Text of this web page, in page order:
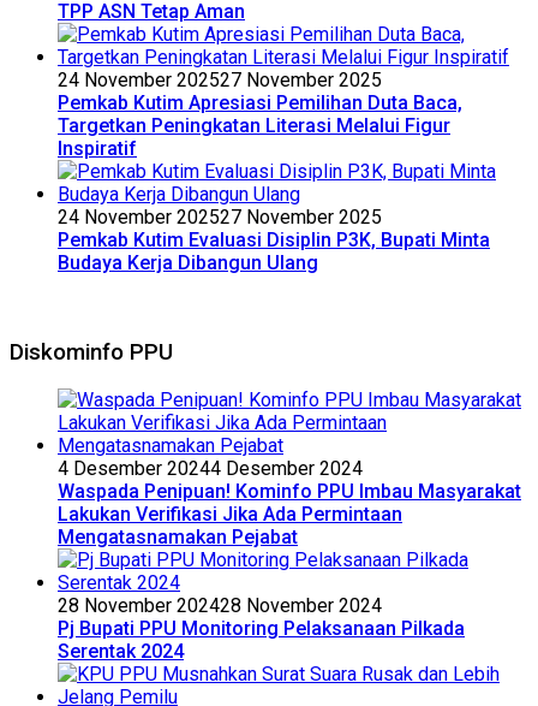
TPP ASN Tetap Aman
24 November 202527 November 2025
Pemkab Kutim Apresiasi Pemilihan Duta Baca,
Targetkan Peningkatan Literasi Melalui Figur
Inspiratif
24 November 202527 November 2025
Pemkab Kutim Evaluasi Disiplin P3K, Bupati Minta
Budaya Kerja Dibangun Ulang
Diskominfo PPU
4 Desember 20244 Desember 2024
Waspada Penipuan! Kominfo PPU Imbau Masyarakat
Lakukan Verifikasi Jika Ada Permintaan
Mengatasnamakan Pejabat
28 November 202428 November 2024
Pj Bupati PPU Monitoring Pelaksanaan Pilkada
Serentak 2024